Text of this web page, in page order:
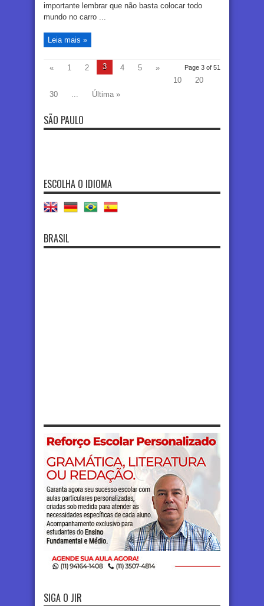
importante lembrar que não basta colocar todo
mundo no carro ...
Leia mais »
Page 3 of 51
« 1 2 3 4 5
»
10
20
30
... Última »
SÃO PAULO
ESCOLHA O IDIOMA
BRASIL
SIGA O JIR